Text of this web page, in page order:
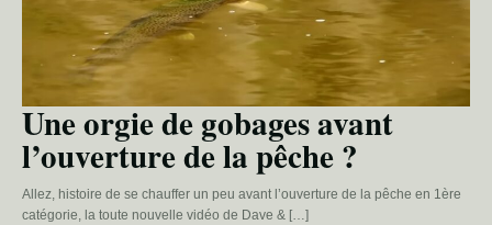
Une orgie de gobages avant
l’ouverture de la pêche ?
Allez, histoire de se chauffer un peu avant l’ouverture de la pêche en 1ère
catégorie, la toute nouvelle vidéo de Dave & […]